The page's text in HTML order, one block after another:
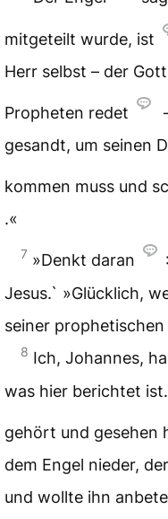
mitgeteilt wurde, ist
Herr selbst – der
Propheten redet
gesandt, um seinen
kommen muss und
.«
7 »Denkt daran
Jesus.` »Glücklich,
seiner
8 Ich, Johannes,
was hier berichtet
gehört und gesehen
dem Engel nieder,
und wollte ihn